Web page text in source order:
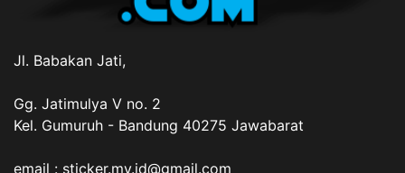
Jl. Babakan Jati,
Gg. Jatimulya V no. 2
Kel. Gumuruh - Bandung 40275 Jawabarat
email : sticker.my.id@gmail.com